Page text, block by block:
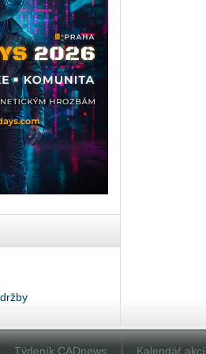
Týdeník CADnews Kalendář akcí